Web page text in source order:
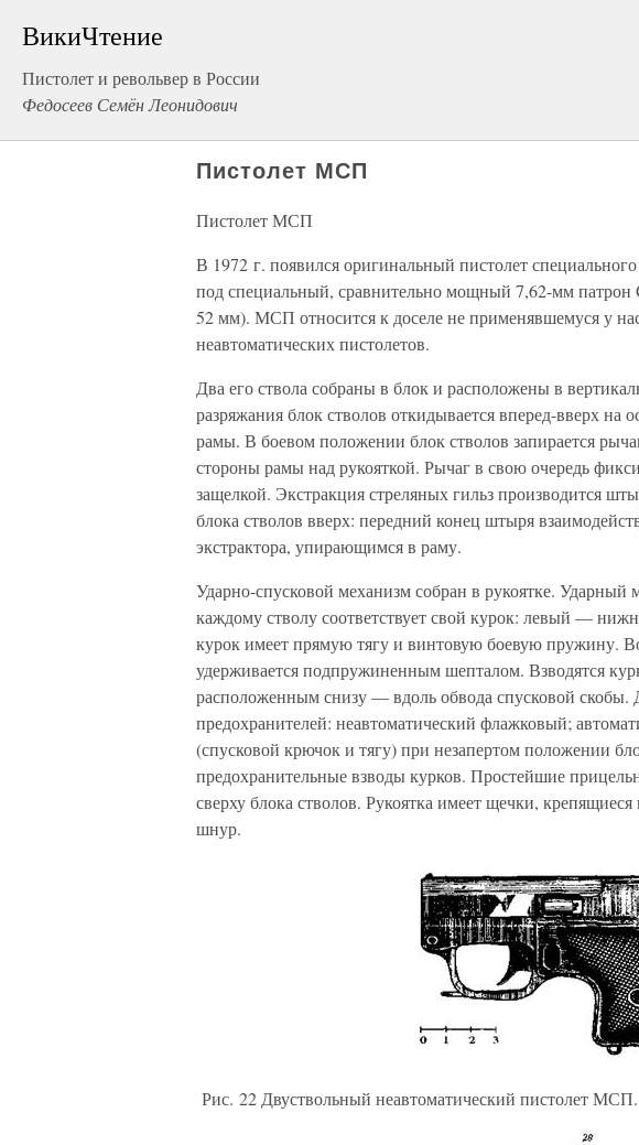
ВикиЧтение
Пистолет и револьвер в России
Федосеев Семён Леонидович
Пистолет МСП
Пистолет МСП
В 1972 г. появился оригинальный пистолет
под специальный, сравнительно мощный 7,62-мм
52 мм). МСП относится к доселе не применявшемуся у
неавтоматических пистолетов.
Два его ствола собраны в блок и расположены в
разряжания блок стволов откидывается вперед-вверх на
рамы. В боевом положении блок стволов запирается
стороны рамы над рукояткой. Рычаг в свою очередь
защелкой. Экстракция стреляных гильз производится
блока стволов вверх: передний конец штыря
экстрактора, упирающимся в раму.
Ударно-спусковой механизм собран в рукоятке.
каждому стволу соответствует свой курок: левый —
курок имеет прямую тягу и винтовую боевую пружину.
удерживается подпружиненным шепталом. Взводятся
расположенным снизу — вдоль обвода спусковой скобы.
предохранителей: неавтоматический флажковый;
(спусковой крючок и тягу) при незапертом положении
предохранительные взводы курков. Простейшие
сверху блока стволов. Рукоятка имеет щечки,
шнур.
Рис. 22 Двуствольный неавтоматический пистолет МСП.